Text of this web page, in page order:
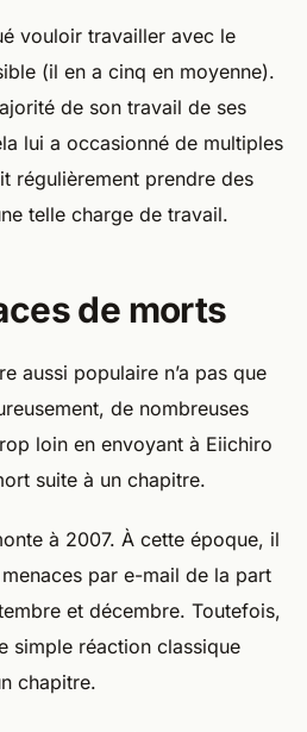
vouloir travailler avec le
(il en a cinq en moyenne).
de son travail de ses
lui a occasionné de multiples
régulièrement prendre des
telle charge de travail.
de morts
aussi populaire n’a pas que
de nombreuses
loin en envoyant à Eiichiro
suite à un chapitre.
à 2007. À cette époque, il
par e-mail de la part
et décembre. Toutefois,
simple réaction classique
chapitre.